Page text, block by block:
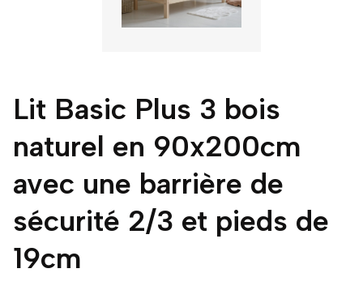
Lit Basic Plus 3 bois
naturel en 90x200cm
avec une barrière de
sécurité 2/3 et pieds de
19cm